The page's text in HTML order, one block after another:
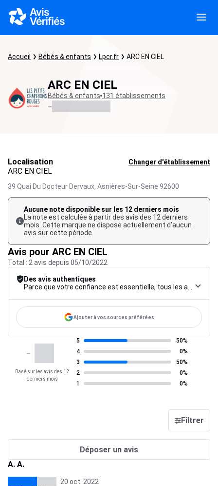
Accueil Bébés & enfants Lpcr.fr ARC EN CIEL
ARC EN CIEL
Bébés & enfants 131 établissements
-
Localisation Changer d'établissement
ARC EN CIEL
39 Quai Du Docteur Dervaux, Asnières-Sur-Seine 92600
Aucune note disponible sur les 12 derniers mois
La note est calculée à partir des avis des 12 derniers
mois. Cette marque ne dispose actuellement d’aucun
avis sur cette période.
Avis pour ARC EN CIEL
Total : 2 avis depuis 05/10/2022
Des avis authentiques
Ajouter à vos sources préférées
-
Basé sur les avis des 12
derniers mois
5
50%
4
0%
3
50%
2
0%
1
0%
Filtrer
Déposer un avis
A. A.
20 oct. 2022